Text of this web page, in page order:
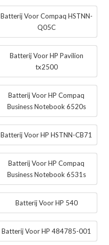
Batterij Voor Compaq HSTNN-
Q05C
Batterij Voor HP Pavilion
tx2500
Batterij Voor HP Compaq
Business Notebook 6520s
Batterij Voor HP HSTNN-CB71
Batterij Voor HP Compaq
Business Notebook 6531s
Batterij Voor HP 540
Batterij Voor HP 484785-001